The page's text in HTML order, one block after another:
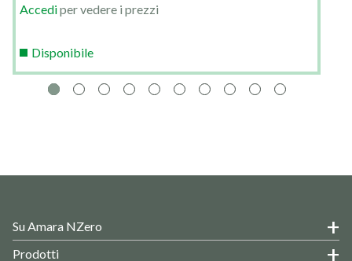
Accediper vedere i prezzi
Disponibile
Su Amara NZero
Prodotti